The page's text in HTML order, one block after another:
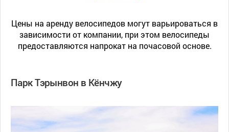
Цены на аренду велосипедов могут варьироваться в
зависимости от компании, при этом велосипеды
предоставляются напрокат на почасовой основе.
Парк Тэрынвон в Кёнчжу